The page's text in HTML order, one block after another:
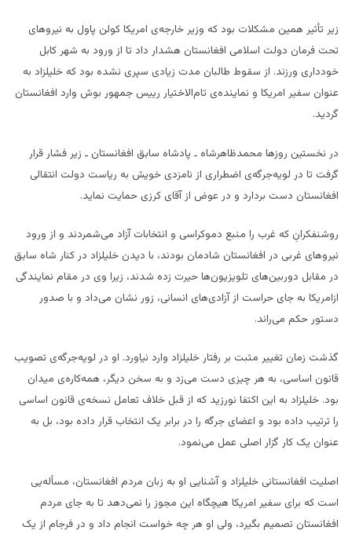
زیر تأثیر همین مشکلات بود که وزیر خارجه‌ی امریکا کولن پاول به نیروهای
تحت فرمان دولت اسلامی افغانستان هشدار داد تا از ورود به شهر کابل
خودداری ورزند. از سقوط طالبان مدت زیادی سپری نشده بود که خلیلزاد به
عنوان سفیر امریکا و نماینده‌ی تام‌الاختیار رییس جمهور بوش وارد افغانستان
گردید.
در نخستین روزها محمدظاهرشاه ـ پادشاه سابق افغانستان ـ زیر فشار قرار
گرفت تا در لویه‌جرگه‌ی اضطراری از نامزدی خویش به ریاست دولت انتقالی
افغانستان دست بردارد و در عوض از آقای کرزی حمایت نماید.
روشنفکرانِ که غرب را منبع دموکراسی و انتخابات آزاد می‌شمردند و از ورود
نیروهای غربی در افغانستان شادمان بودند، با دیدن خلیلزاد در کنار شاه سابق
در مقابل دوربین‌های تلویزیون‌ها حیرت زده شدند، زیرا وی در مقام نمایندگی
ازامریکا به جای حراست از آزادی‌های انسانی، زور نشان می‌داد و با صدور
دستور حکم می‌راند.
گذشت زمان تغییر مثبت بر رفتار خلیلزاد وارد نیاورد. او در لویه‌جرگه‌ی تصویب
قانون اساسی، به هر چیزی دست می‌زد و به سخن دیگر، همه‌کاره‌ی میدان
بود. خلیلزاد به این اکتفا نورزید که از قبل خلاف تعامل نسخه‌ی قانون اساسی
را ترتیب داده بود و اعضای جرگه را در برابر یک انتخاب قرار داده بود، بل به
عنوان یک کار گزار اصلی عمل می‌نمود.
اصلیت افغانستانی خلیلزاد و آشنایی او به زبان مردم افغانستان، مسأله‌یی
است که برای سفیر امریکا هیچگاه این مجوز را نمی‌دهد تا به جای مردم
افغانستان تصمیم بگیرد، ولی او هر چه خواست انجام داد و در فرجام از یک